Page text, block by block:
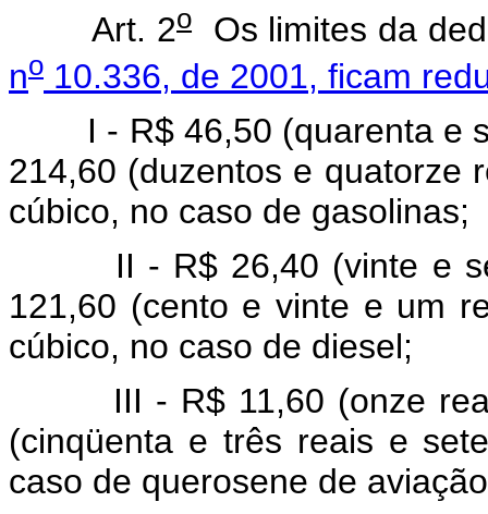
Art. 2o
Os limites da
no 10.336, de 2001, ficam
I - R$ 46,50 (quarenta e
214,60 (duzentos e quatorze
cúbico, no caso de gasolinas;
II - R$ 26,40 (vinte e
121,60 (cento e vinte e um
cúbico, no caso de diesel;
III - R$ 11,60 (onze reais
(cinqüenta e três reais e
caso de querosene de